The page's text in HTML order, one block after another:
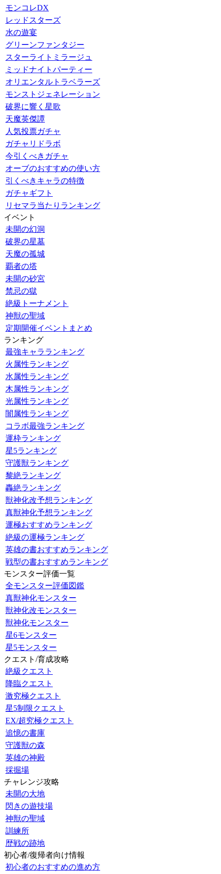
モンコレDX
レッドスターズ
水の遊宴
グリーンファンタジー
スターライトミラージュ
ミッドナイトパーティー
オリエンタルトラベラーズ
モンストジェネレーション
破界に響く星歌
天魔英傑譚
人気投票ガチャ
ガチャリドラボ
今引くべきガチャ
オーブのおすすめの使い方
引くべきキャラの特徴
ガチャギフト
リセマラ当たりランキング
イベント
未開の幻洞
破界の星墓
天魔の孤城
覇者の塔
未開の砂宮
禁忌の獄
絶級トーナメント
神獣の聖域
定期開催イベントまとめ
ランキング
最強キャラランキング
火属性ランキング
水属性ランキング
木属性ランキング
光属性ランキング
闇属性ランキング
コラボ最強ランキング
運枠ランキング
星5ランキング
守護獣ランキング
黎絶ランキング
轟絶ランキング
獣神化改予想ランキング
真獣神化予想ランキング
運極おすすめランキング
絶級の運極ランキング
英雄の書おすすめランキング
戦型の書おすすめランキング
モンスター評価一覧
全モンスター評価図鑑
真獣神化モンスター
獣神化改モンスター
獣神化モンスター
星6モンスター
星5モンスター
クエスト/育成攻略
絶級クエスト
降臨クエスト
激究極クエスト
星5制限クエスト
EX/超究極クエスト
追憶の書庫
守護獣の森
英雄の神殿
採掘場
チャレンジ攻略
未開の大地
閃きの遊技場
神獣の聖域
訓練所
歴戦の跡地
初心者/復帰者向け情報
初心者のおすすめの進め方